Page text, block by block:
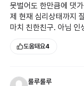
못벌어도 한만큼에 댓
제 현재 심리상태까지
마치 친한친구. 아님 인
도움돼요4
룰루룰루